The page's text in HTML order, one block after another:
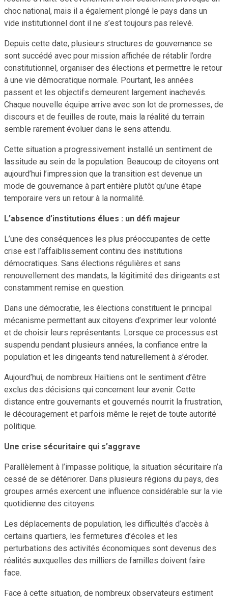
choc national, mais il a également plongé le pays dans un
vide institutionnel dont il ne s’est toujours pas relevé.
Depuis cette date, plusieurs structures de gouvernance se
sont succédé avec pour mission affichée de rétablir l’ordre
constitutionnel, organiser des élections et permettre le retour
à une vie démocratique normale. Pourtant, les années
passent et les objectifs demeurent largement inachevés.
Chaque nouvelle équipe arrive avec son lot de promesses, de
discours et de feuilles de route, mais la réalité du terrain
semble rarement évoluer dans le sens attendu.
Cette situation a progressivement installé un sentiment de
lassitude au sein de la population. Beaucoup de citoyens ont
aujourd’hui l’impression que la transition est devenue un
mode de gouvernance à part entière plutôt qu’une étape
temporaire vers un retour à la normalité.
L’absence d’institutions élues : un défi majeur
L’une des conséquences les plus préoccupantes de cette
crise est l’affaiblissement continu des institutions
démocratiques. Sans élections régulières et sans
renouvellement des mandats, la légitimité des dirigeants est
constamment remise en question.
Dans une démocratie, les élections constituent le principal
mécanisme permettant aux citoyens d’exprimer leur volonté
et de choisir leurs représentants. Lorsque ce processus est
suspendu pendant plusieurs années, la confiance entre la
population et les dirigeants tend naturellement à s’éroder.
Aujourd’hui, de nombreux Haïtiens ont le sentiment d’être
exclus des décisions qui concernent leur avenir. Cette
distance entre gouvernants et gouvernés nourrit la frustration,
le découragement et parfois même le rejet de toute autorité
politique.
Une crise sécuritaire qui s’aggrave
Parallèlement à l’impasse politique, la situation sécuritaire n’a
cessé de se détériorer. Dans plusieurs régions du pays, des
groupes armés exercent une influence considérable sur la vie
quotidienne des citoyens.
Les déplacements de population, les difficultés d’accès à
certains quartiers, les fermetures d’écoles et les
perturbations des activités économiques sont devenus des
réalités auxquelles des milliers de familles doivent faire
face.
Face à cette situation, de nombreux observateurs estiment